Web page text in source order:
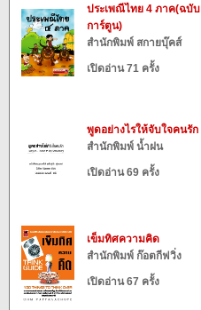
ประเพณีไทย 4 ภาค(ฉบับ
การ์ตูน)
สำนักพิมพ์ สกายบุ๊คส์
เปิดอ่าน 71 ครั้ง
พูดอย่างไรให้จับใจคนรัก
สำนักพิมพ์ น้ำฝน
เปิดอ่าน 69 ครั้ง
เข็มทิศความคิด
สำนักพิมพ์ ก๊อตกีฟวิ่ง
เปิดอ่าน 67 ครั้ง